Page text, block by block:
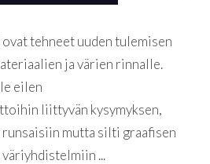
tehneet uuden tulemisen
ja värien rinnalle.
eilen
liittyvän kysymyksen,
mutta silti graafisen
...